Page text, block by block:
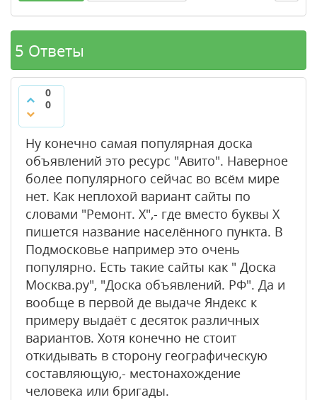
5 Ответы
0
0
Ну конечно самая популярная доска
объявлений это ресурс "Авито". Наверное
более популярного сейчас во всём мире
нет. Как неплохой вариант сайты по
словами "Ремонт. Х",- где вместо буквы Х
пишется название населённого пункта. В
Подмосковье например это очень
популярно. Есть такие сайты как " Доска
Москва.ру", "Доска объявлений. РФ". Да и
вообще в первой де выдаче Яндекс к
примеру выдаёт с десяток различных
вариантов. Хотя конечно не стоит
откидывать в сторону географическую
составляющую,- местонахождение
человека или бригады.